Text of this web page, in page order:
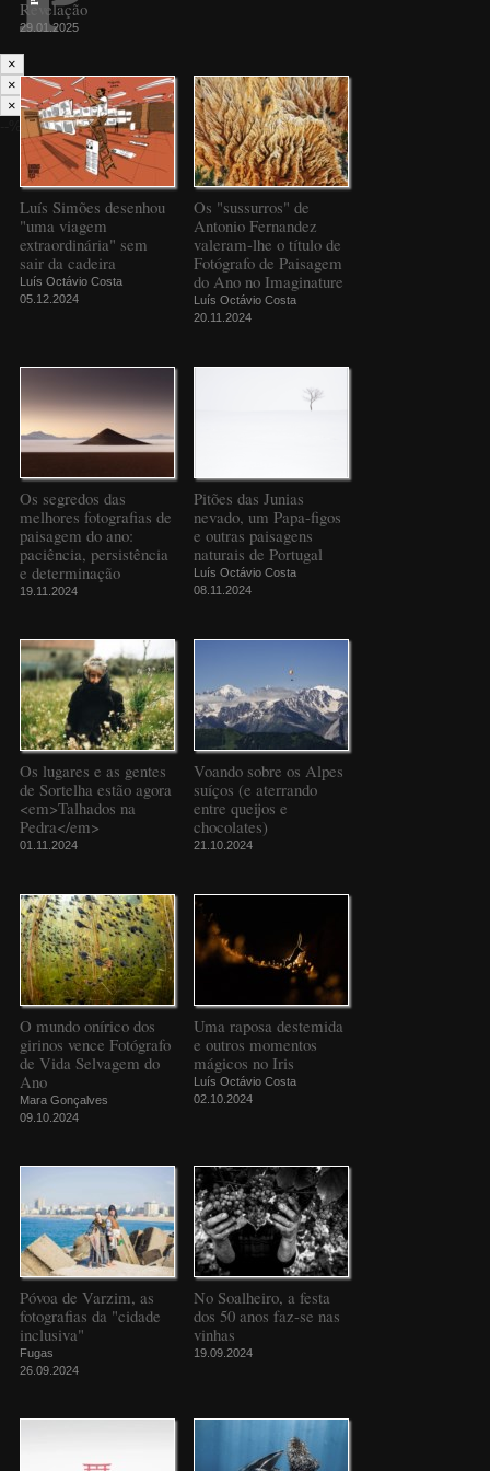
Revelação
29.01.2025
Luís Simões desenhou
"uma viagem
extraordinária" sem
sair da cadeira
Luís Octávio Costa
05.12.2024
Os "sussurros" de
Antonio Fernandez
valeram-lhe o título de
Fotógrafo de Paisagem
do Ano no Imaginature
Luís Octávio Costa
20.11.2024
Os segredos das
melhores fotografias de
paisagem do ano:
paciência, persistência
e determinação
19.11.2024
Pitões das Junias
nevado, um Papa-figos
e outras paisagens
naturais de Portugal
Luís Octávio Costa
08.11.2024
Os lugares e as gentes
de Sortelha estão agora
<em>Talhados na
Pedra</em>
01.11.2024
Voando sobre os Alpes
suíços (e aterrando
entre queijos e
chocolates)
21.10.2024
O mundo onírico dos
girinos vence Fotógrafo
de Vida Selvagem do
Ano
Mara Gonçalves
09.10.2024
Uma raposa destemida
e outros momentos
mágicos no Iris
Luís Octávio Costa
02.10.2024
Póvoa de Varzim, as
fotografias da "cidade
inclusiva"
Fugas
26.09.2024
No Soalheiro, a festa
dos 50 anos faz-se nas
vinhas
19.09.2024
×
×
×
--%>